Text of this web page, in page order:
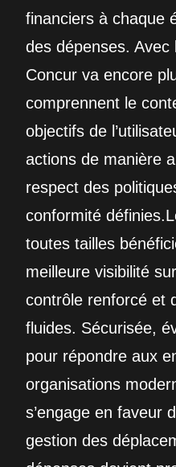
financiers à chaque
des dépenses. Avec
Concur va encore
comprennent le
objectifs de
actions de manière
respect des
conformité
toutes tailles
meilleure visibilité
contrôle renforcé et
fluides. Sécurisée,
pour répondre aux
organisations
s’engage en faveur
gestion des